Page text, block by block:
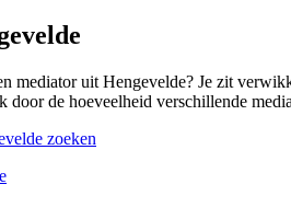
mediator uit Hengevelde? Je zit
de hoeveelheid verschillende
zoeken